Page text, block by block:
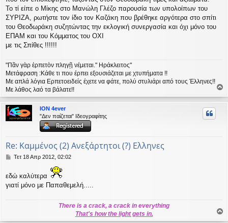
Το τί είπε ο Μίκης στο Μανώλη Γλέζο παρουσία των υπολοίπων του
ΣΥΡΙΖΑ, ρωτήστε τον ίδιο τον Καζάκη που βρέθηκε αργότερα στο σπίτι
του Θεοδωράκη συζητώντας την εκλογική συνεργασία και όχι μόνο του
ΕΠΑΜ και του Κόμματος του ΟΧΙ
με τις Σπίθες !!!!!!
"Πᾶν γὰρ ἑρπετὸν πληγῇ νέμεται." Ηράκλειτος"
Μετάφραση :Κάθε τι που έρπει εξουσιάζεται με χτυπήματα !!
Με απλά λόγια Ερπετοειδείς έχετε να φάτε, πολύ στυλιάρι από τους Έλληνες!!
Με λάθος λαό τα βάλατε!!
ο
ρ
ION 4ever
"Δεν παίζεται" Ιδεογραφίτης
Re: Καμμένος (2) Ανεξάρτητοι (?) Ελληνες
Δ
ο
σ
Τετ 18 Απρ 2012, 02:02
εδώ καλύτερα
γιατί μόνο με Παπαθεμελή.....
There is a crack, a crack in everything
That's how the light gets in.